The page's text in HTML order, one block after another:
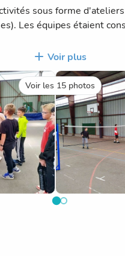
sous forme
Les équipes étaient
un goûter a été servi.
Voir plus
Voir les 15 photos